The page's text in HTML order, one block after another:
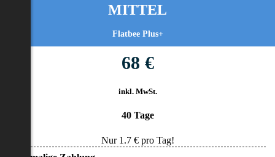
MITTEL
Flatbee Plus+
68 €
inkl. MwSt.
40 Tage
Nur 1.7€ pro Tag!